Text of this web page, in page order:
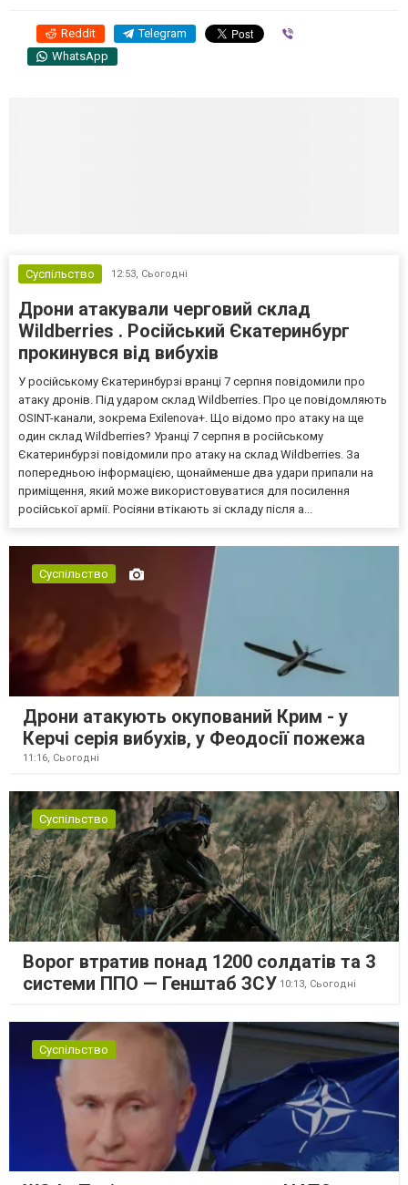
Reddit Telegram
WhatsApp
Суспільство 12:53, Сьогодні
Дрони атакували черговий склад
Wildberries . Російський Єкатеринбург
прокинувся від вибухів
У російському Єкатеринбурзі вранці 7 серпня повідомили про
атаку дронів. Під ударом склад Wildberries. Про це повідомляють
OSINT-канали, зокрема Exilenova+. Що відомо про атаку на ще
один склад Wildberries? Уранці 7 серпня в російському
Єкатеринбурзі повідомили про атаку на склад Wildberries. За
попередньою інформацією, щонайменше два удари припали на
приміщення, який може використовуватися для посилення
російської армії. Росіяни втікають зі складу після а...
Суспільство
Дрони атакують окупований Крим - у
Керчі серія вибухів, у Феодосії пожежа
11:16, Сьогодні
Суспільство
Ворог втратив понад 1200 солдатів та 3
системи ППО — Генштаб ЗСУ 10:13, Сьогодні
Суспільство